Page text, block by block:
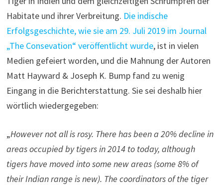
Habitate und ihrer Verbreitung. Die indische
Erfolgsgeschichte, wie sie am 29. Juli 2019 im Journal
„The Consevation“ veröffentlicht wurde, ist in vielen
Medien gefeiert worden, und die Mahnung der Autoren
Matt Hayward & Joseph K. Bump fand zu wenig
Eingang in die Berichterstattung. Sie sei deshalb hier
wörtlich wiedergegeben:
„However not all is rosy. There has been a 20% decline in
areas occupied by tigers in 2014 to today, although
tigers have moved into some new areas (some 8% of
their Indian range is new). The coordinators of the tiger